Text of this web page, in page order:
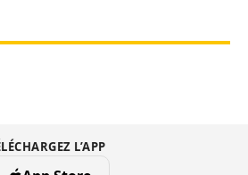
L’APP